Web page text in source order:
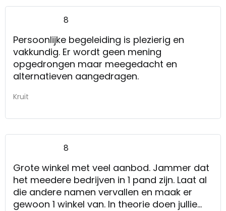
8
Persoonlijke begeleiding is plezierig en
vakkundig. Er wordt geen mening
opgedrongen maar meegedacht en
alternatieven aangedragen.
Kruit
8
Grote winkel met veel aanbod. Jammer dat
het meedere bedrijven in 1 pand zijn. Laat al
die andere namen vervallen en maak er
gewoon 1 winkel van. In theorie doen jullie